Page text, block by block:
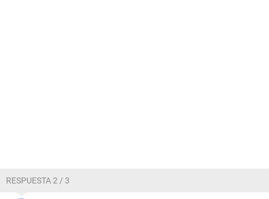
RESPUESTA 2 / 3